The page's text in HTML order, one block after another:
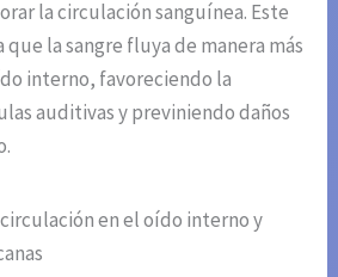
la circulación sanguínea. Este
la sangre fluya de manera más
interno, favoreciendo la
auditivas y previniendo daños
en el oído interno y